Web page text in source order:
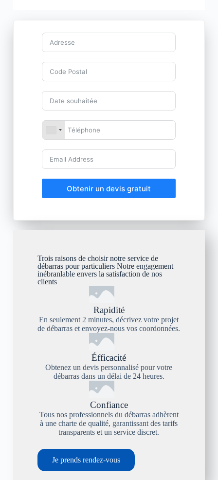
Obtenir un devis gratuit
Trois raisons de choisir notre service de
débarras pour particuliers Notre engagement
inébranlable envers la satisfaction de nos
clients
Rapidité
En seulement 2 minutes, décrivez votre projet
de débarras et envoyez-nous vos coordonnées.
Éfficacité
Obtenez un devis personnalisé pour votre
débarras dans un délai de 24 heures.
Confiance
Tous nos professionnels du débarras adhèrent
à une charte de qualité, garantissant des tarifs
transparents et un service discret.
Je prends rendez-vous